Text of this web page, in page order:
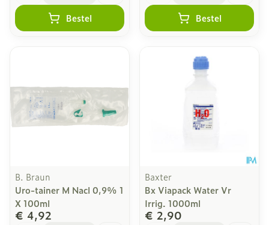
Bestel Bestel
B. Braun
Uro-tainer M Nacl 0,9% 1
X 100ml
€ 4,92
Baxter
Bx Viapack Water Vr
Irrig. 1000ml
€ 2,90